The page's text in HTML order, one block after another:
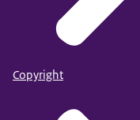
Copyright